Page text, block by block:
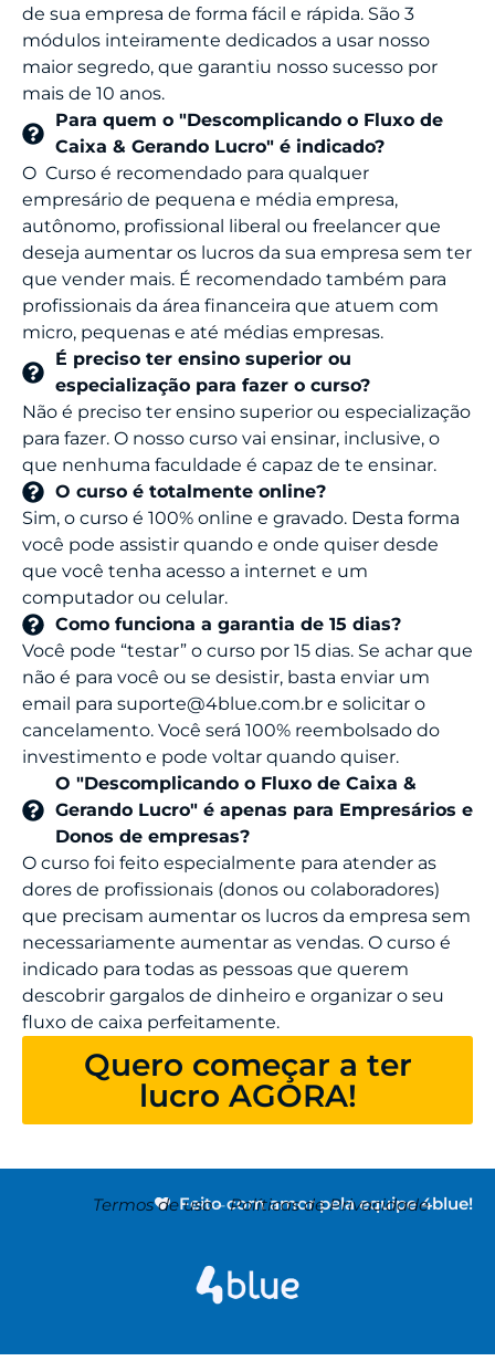
de sua empresa de forma fácil e rápida. São 3
módulos inteiramente dedicados a usar nosso
maior segredo, que garantiu nosso sucesso por
mais de 10 anos.
Para quem o "Descomplicando o Fluxo de
Caixa & Gerando Lucro" é indicado?
O Curso é recomendado para qualquer
empresário de pequena e média empresa,
autônomo, profissional liberal ou freelancer que
deseja aumentar os lucros da sua empresa sem ter
que vender mais. É recomendado também para
profissionais da área financeira que atuem com
micro, pequenas e até médias empresas.
É preciso ter ensino superior ou
especialização para fazer o curso?
Não é preciso ter ensino superior ou especialização
para fazer. O nosso curso vai ensinar, inclusive, o
que nenhuma faculdade é capaz de te ensinar.
O curso é totalmente online?
Sim, o curso é 100% online e gravado. Desta forma
você pode assistir quando e onde quiser desde
que você tenha acesso a internet e um
computador ou celular.
Como funciona a garantia de 15 dias?
Você pode “testar” o curso por 15 dias. Se achar que
não é para você ou se desistir, basta enviar um
email para suporte@4blue.com.br e solicitar o
cancelamento. Você será 100% reembolsado do
investimento e pode voltar quando quiser.
O "Descomplicando o Fluxo de Caixa &
Gerando Lucro" é apenas para Empresários e
Donos de empresas?
O curso foi feito especialmente para atender as
dores de profissionais (donos ou colaboradores)
que precisam aumentar os lucros da empresa sem
necessariamente aumentar as vendas. O curso é
indicado para todas as pessoas que querem
descobrir gargalos de dinheiro e organizar o seu
fluxo de caixa perfeitamente.
Quero começar a ter
lucro AGORA!
Feito com amor pela equipe 4blue!
Termos de uso–Políticas de Privacidade